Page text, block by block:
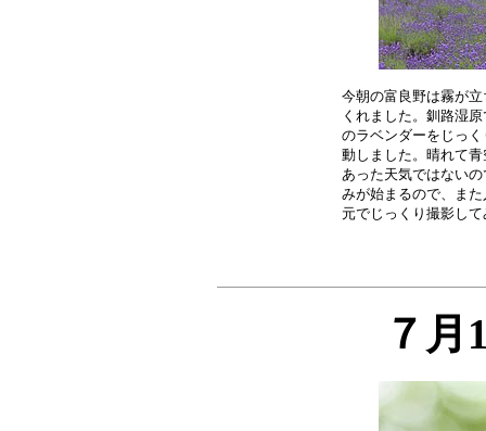
今朝の富良野は霧が
くれました。釧路湿
のラベンダーをじっ
動しました。晴れて
あった天気ではない
みが始まるので、ま
７月